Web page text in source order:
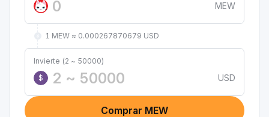
MEW
1 MEW ≈ 0.000267870679 USD
Invierte (2 ~ 50000)
$
USD
Comprar MEW